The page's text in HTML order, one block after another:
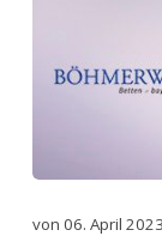
von 06. April